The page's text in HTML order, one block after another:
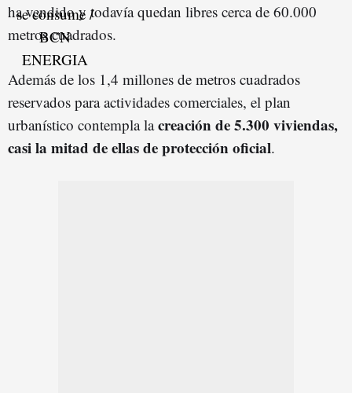
ha vendido y todavía quedan libres cerca de 60.000
metros cuadrados.
Además de los 1,4 millones de metros cuadrados
reservados para actividades comerciales, el plan
urbanístico contempla lacreación de 5.300 viviendas,
casi la mitad de ellas de protección oficial.